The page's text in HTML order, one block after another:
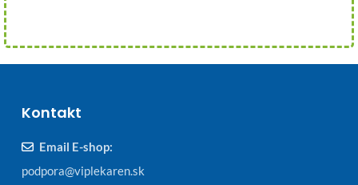
Kontakt
Email E-shop:
podpora@viplekaren.sk